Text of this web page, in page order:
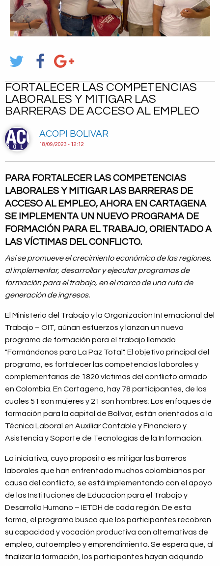
FORTALECER LAS COMPETENCIAS
LABORALES Y MITIGAR LAS
BARRERAS DE ACCESO AL EMPLEO
ACOPI BOLIVAR
18/09/2023 - 12:12
PARA FORTALECER LAS COMPETENCIAS
LABORALES Y MITIGAR LAS BARRERAS DE
ACCESO AL EMPLEO, AHORA EN CARTAGENA
SE IMPLEMENTA UN NUEVO PROGRAMA DE
FORMACIÓN PARA EL TRABAJO, ORIENTADO A
LAS VÍCTIMAS DEL CONFLICTO.
Así se promueve el crecimiento económico de las regiones,
al implementar, desarrollar y ejecutar programas de
formación para el trabajo, en el marco de unaruta de
generación de ingresos.
El Ministerio del Trabajo y la Organización Internacional del
Trabajo – OIT, aúnan esfuerzos y lanzan un nuevo
programa de formación para el trabajo llamado
"Formándonos para La Paz Total". El objetivo principal del
programa, es fortalecer las competencias laborales y
complementarias de 1820 víctimas del conflicto armado
en Colombia. En Cartagena, hay 78 participantes, de los
cuales 51 son mujeres y 21 son hombres; Los enfoques de
formación para la capital de Bolívar, están orientados a la
Técnica Laboral en Auxiliar Contable y Financiero y
Asistencia y Soporte de Tecnologías de la Información.
La iniciativa, cuyo propósito es mitigar las barreras
laborales que han enfrentado muchos colombianos por
causa del conflicto, se está implementando con el apoyo
de las Instituciones de Educación para el Trabajo y
Desarrollo Humano – IETDH de cada región. De esta
forma, el programa busca que los participantes recobren
su capacidad y vocación productiva con alternativas de
empleo, autoempleo y emprendimiento. Se espera que, al
finalizar la formación, los participantes hayan adquirido